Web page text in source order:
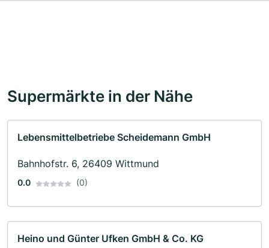
Supermärkte in der Nähe
Lebensmittelbetriebe Scheidemann GmbH
Bahnhofstr. 6, 26409 Wittmund
0.0 (0)
Heino und Günter Ufken GmbH & Co. KG